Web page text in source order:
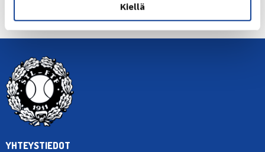
Kiellä
Seuraava uutinen: Kimmen Berner välieriin… →
YHTEYSTIEDOT